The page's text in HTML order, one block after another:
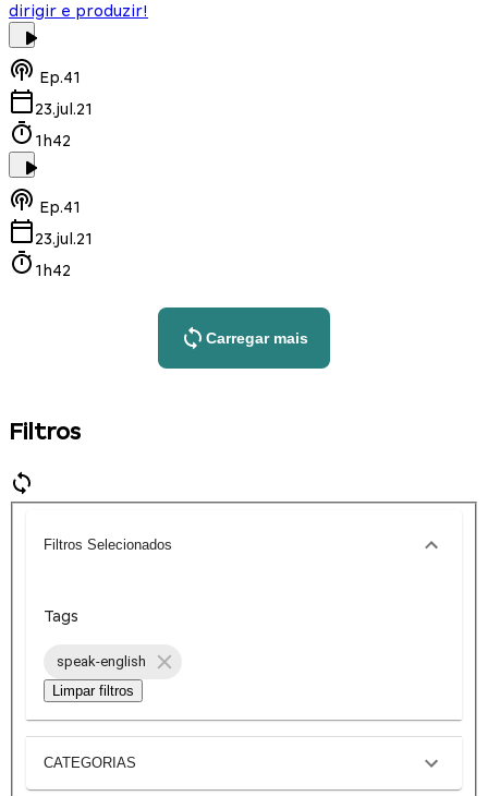
dirigir e produzir!
Ep.41
23.jul.21
1h42
Ep.41
23.jul.21
1h42
Carregar mais
Filtros
Filtros Selecionados
Tags
speak-english
Limpar filtros
CATEGORIAS